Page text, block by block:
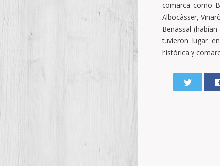
comarca como
Albocàsser,
Benassal
tuvieron lugar
histórica y